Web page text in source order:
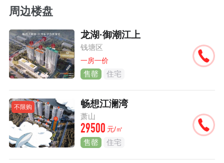
周边楼盘
龙湖·御潮江上
钱塘区
一房一价
售罄 住宅
不限购 畅想江澜湾
萧山
29500 元/㎡
售罄 住宅